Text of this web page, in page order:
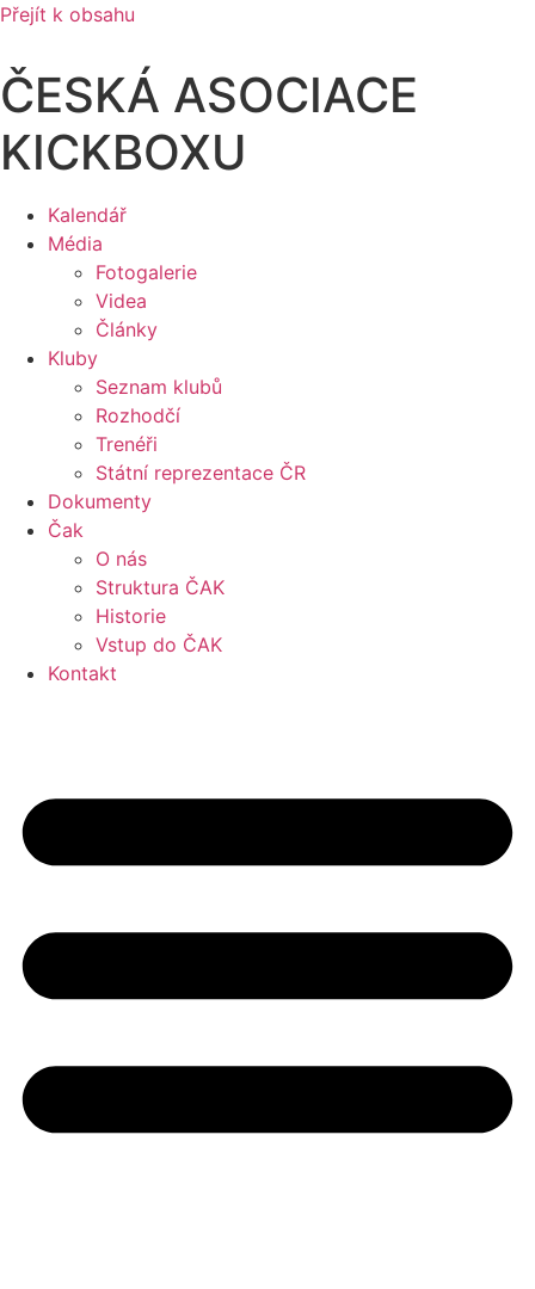
Přejít k obsahu
ČESKÁ ASOCIACE
KICKBOXU
Kalendář
Média
Fotogalerie
Videa
Články
Kluby
Seznam klubů
Rozhodčí
Trenéři
Státní reprezentace ČR
Dokumenty
Čak
O nás
Struktura ČAK
Historie
Vstup do ČAK
Kontakt